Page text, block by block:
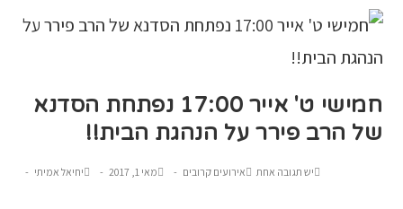
חמישי ט' אייר 17:00 נפתחת הסדנא
של הרב פירר על הנהגת הבית!!
יחיאל אמיתי מאי 1, 2017 אירועים קרובים יש תגובה אחת